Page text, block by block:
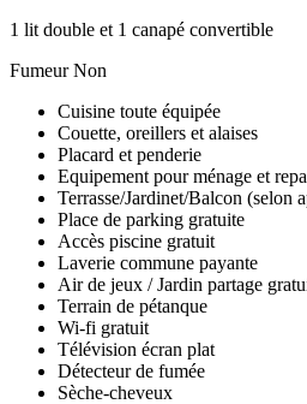
1 lit double et 1 canapé convertible
Fumeur Non
Cuisine toute équipée
Couette, oreillers et alaises
Placard et penderie
Equipement pour ménage et
Terrasse/Jardinet/Balcon (selon
Place de parking gratuite
Accès piscine gratuit
Laverie commune payante
Air de jeux / Jardin partage
Terrain de pétanque
Wi-fi gratuit
Télévision écran plat
Détecteur de fumée
Sèche-cheveux